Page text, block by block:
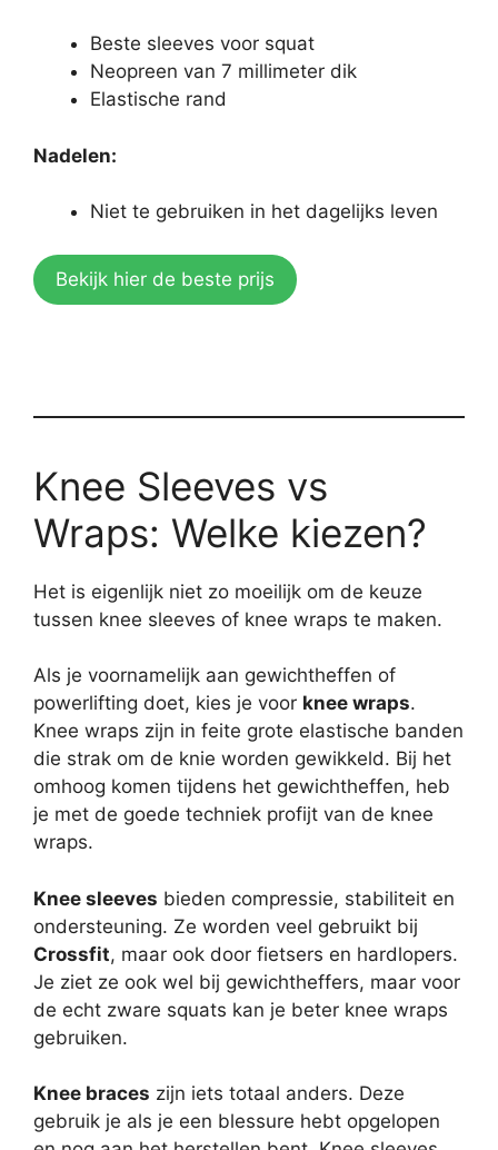
Beste sleeves voor squat
Neopreen van 7 millimeter dik
Elastische rand
Nadelen:
Niet te gebruiken in het dagelijks leven
Bekijk hier de beste prijs
Knee Sleeves vs
Wraps: Welke kiezen?
Het is eigenlijk niet zo moeilijk om de keuze
tussen knee sleeves of knee wraps te maken.
Als je voornamelijk aan gewichtheffen of
powerlifting doet, kies je voor knee wraps.
Knee wraps zijn in feite grote elastische banden
die strak om de knie worden gewikkeld. Bij het
omhoog komen tijdens het gewichtheffen, heb
je met de goede techniek profijt van de knee
wraps.
Knee sleeves bieden compressie, stabiliteit en
ondersteuning. Ze worden veel gebruikt bij
Crossfit, maar ook door fietsers en hardlopers.
Je ziet ze ook wel bij gewichtheffers, maar voor
de echt zware squats kan je beter knee wraps
gebruiken.
Knee braces zijn iets totaal anders. Deze
gebruik je als je een blessure hebt opgelopen